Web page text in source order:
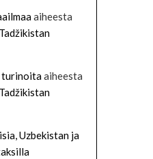
aiheesta
turinoitaaiheesta
Uzbekistan ja